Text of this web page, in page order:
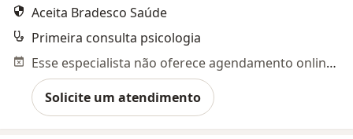
Aceita Bradesco Saúde
Primeira consulta psicologia
Esse especialista não oferece agendamento online para esse endereço.
Solicite um atendimento